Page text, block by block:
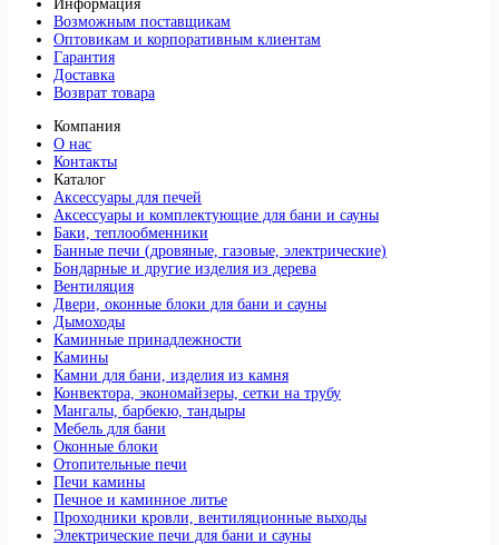
Информация
Возможным поставщикам
Оптовикам и корпоративным клиентам
Гарантия
Доставка
Возврат товара
Компания
О нас
Контакты
Каталог
Аксессуары для печей
Аксессуары и комплектующие для бани и сауны
Баки, теплообменники
Банные печи (дровяные, газовые, электрические)
Бондарные и другие изделия из дерева
Вентиляция
Двери, оконные блоки для бани и сауны
Дымоходы
Каминные принадлежности
Камины
Камни для бани, изделия из камня
Конвектора, экономайзеры, сетки на трубу
Мангалы, барбекю, тандыры
Мебель для бани
Оконные блоки
Отопительные печи
Печи камины
Печное и каминное литье
Проходники кровли, вeнтиляционные выходы
Электрические печи для бани и сауны